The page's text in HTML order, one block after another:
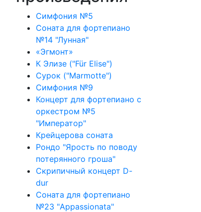
Симфония №5
Соната для фортепиано
№14 "Лунная"
«Эгмонт»
К Элизе ("Für Elise")
Сурок ("Marmotte")
Симфония №9
Концерт для фортепиано с
оркестром №5
"Император"
Крейцерова соната
Рондо "Ярость по поводу
потерянного гроша"
Скрипичный концерт D-
dur
Соната для фортепиано
№23 "Appassionata"